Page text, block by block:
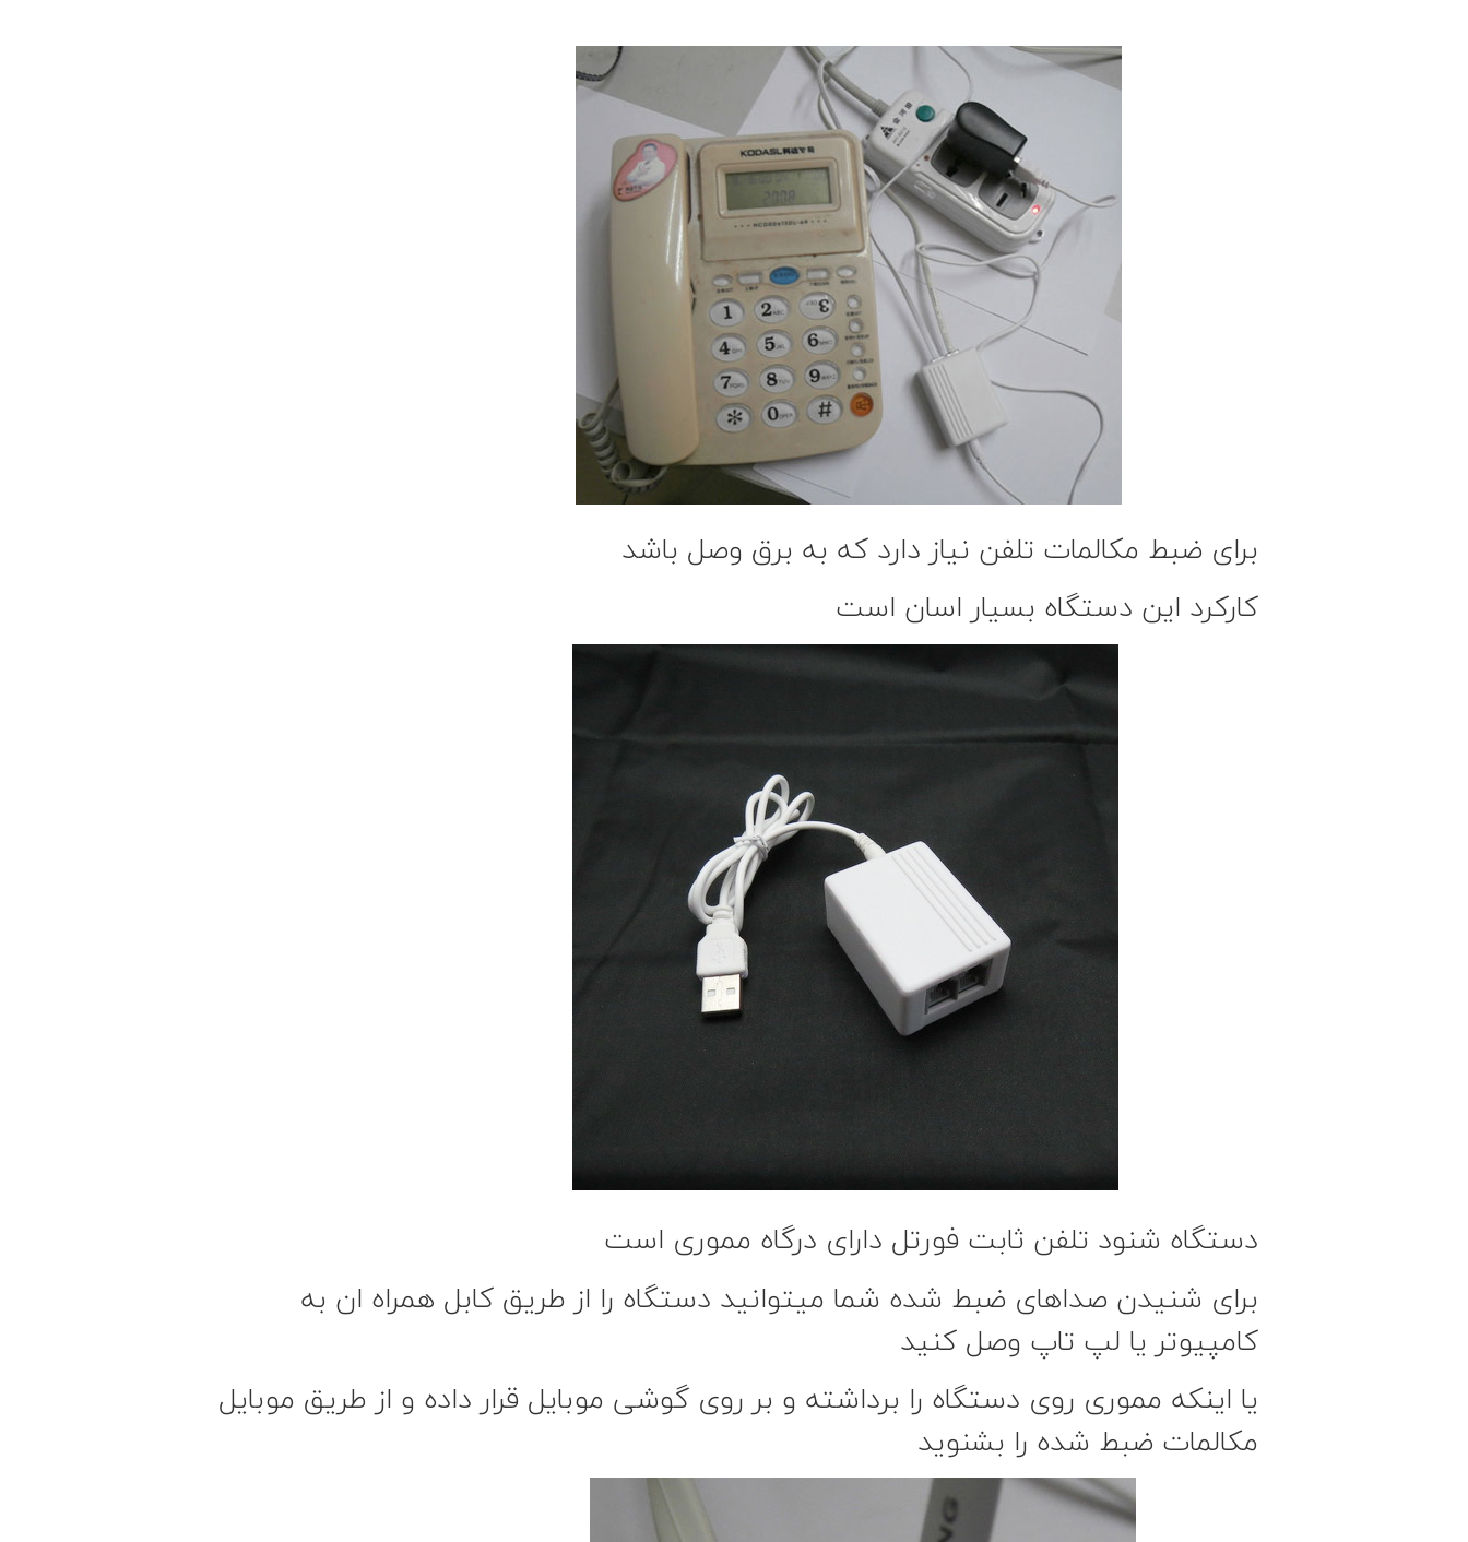
برای ضبط مکالمات تلفن نیاز دارد که به برق وصل باشد
کارکرد این دستگاه بسیار اسان است
دستگاه شنود تلفن ثابت فورتل دارای درگاه مموری است
برای شنیدن صداهای ضبط شده شما میتوانید دستگاه را از طریق کابل همراه ان به
کامپیوتر یا لپ تاپ وصل کنید
یا اینکه مموری روی دستگاه را برداشته و بر روی گوشی موبایل قرار داده و از طریق موبایل
مکالمات ضبط شده را بشنوید